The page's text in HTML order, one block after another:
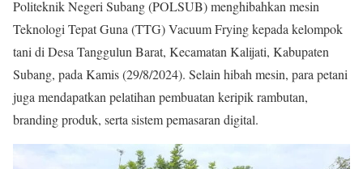
Politeknik Negeri Subang (POLSUB) menghibahkan mesin
Teknologi Tepat Guna (TTG) Vacuum Frying kepada kelompok
tani di Desa Tanggulun Barat, Kecamatan Kalijati, Kabupaten
Subang, pada Kamis (29/8/2024). Selain hibah mesin, para petani
juga mendapatkan pelatihan pembuatan keripik rambutan,
branding produk, serta sistem pemasaran digital.